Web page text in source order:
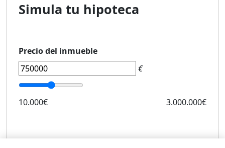
Simula tu hipoteca
Precio del inmueble
€
10.000€ 3.000.000€